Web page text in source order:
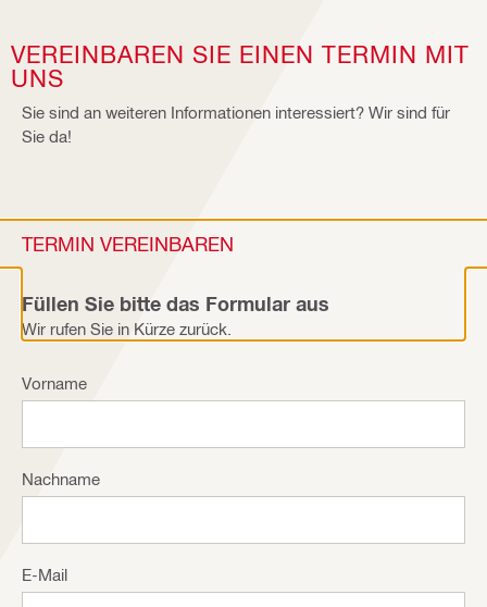
VEREINBAREN SIE EINEN TERMIN MIT
UNS
Sie sind an weiteren Informationen interessiert? Wir sind für
Sie da!
TERMIN VEREINBAREN
Füllen Sie bitte das Formular aus
Wir rufen Sie in Kürze zurück.
Vorname
Nachname
E-Mail